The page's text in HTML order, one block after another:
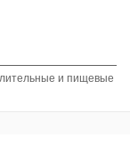
и пищевые